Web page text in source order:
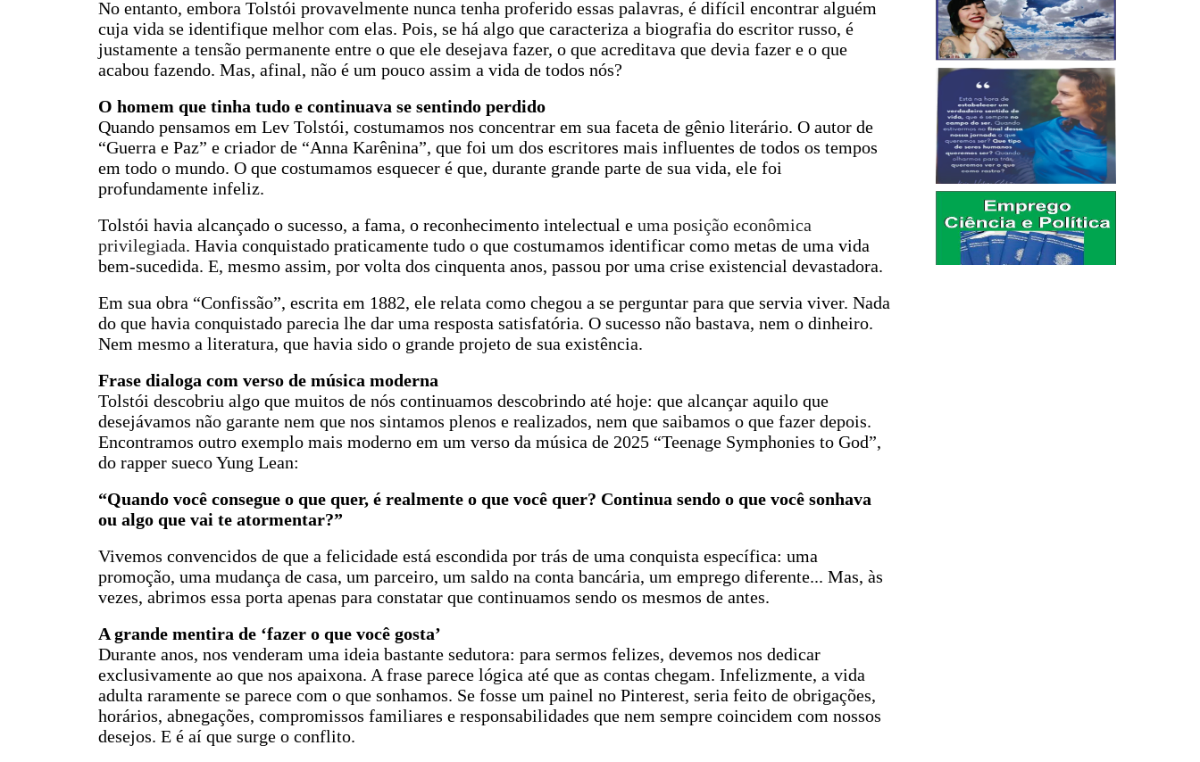
No entanto, embora Tolstói provavelmente nunca tenha proferido essas palavras, é difícil encontrar alguém
cuja vida se identifique melhor com elas. Pois, se há algo que caracteriza a biografia do escritor russo, é
justamente a tensão permanente entre o que ele desejava fazer, o que acreditava que devia fazer e o que
acabou fazendo. Mas, afinal, não é um pouco assim a vida de todos nós?
O homem que tinha tudo e continuava se sentindo perdido
Quando pensamos em Lev Tolstói, costumamos nos concentrar em sua faceta de gênio literário. O autor de
“Guerra e Paz” e criador de “Anna Karênina”, que foi um dos escritores mais influentes de todos os tempos
em todo o mundo. O que costumamos esquecer é que, durante grande parte de sua vida, ele foi
profundamente infeliz.
Tolstói havia alcançado o sucesso, a fama, o reconhecimento intelectual e uma posição econômica
privilegiada. Havia conquistado praticamente tudo o que costumamos identificar como metas de uma vida
bem-sucedida. E, mesmo assim, por volta dos cinquenta anos, passou por uma crise existencial devastadora.
Em sua obra “Confissão”, escrita em 1882, ele relata como chegou a se perguntar para que servia viver. Nada
do que havia conquistado parecia lhe dar uma resposta satisfatória. O sucesso não bastava, nem o dinheiro.
Nem mesmo a literatura, que havia sido o grande projeto de sua existência.
Frase dialoga com verso de música moderna
Tolstói descobriu algo que muitos de nós continuamos descobrindo até hoje: que alcançar aquilo que
desejávamos não garante nem que nos sintamos plenos e realizados, nem que saibamos o que fazer depois.
Encontramos outro exemplo mais moderno em um verso da música de 2025 “Teenage Symphonies to God”,
do rapper sueco Yung Lean:
“Quando você consegue o que quer, é realmente o que você quer? Continua sendo o que você sonhava
ou algo que vai te atormentar?”
Vivemos convencidos de que a felicidade está escondida por trás de uma conquista específica: uma
promoção, uma mudança de casa, um parceiro, um saldo na conta bancária, um emprego diferente... Mas, às
vezes, abrimos essa porta apenas para constatar que continuamos sendo os mesmos de antes.
A grande mentira de ‘fazer o que você gosta’
Durante anos, nos venderam uma ideia bastante sedutora: para sermos felizes, devemos nos dedicar
exclusivamente ao que nos apaixona. A frase parece lógica até que as contas chegam. Infelizmente, a vida
adulta raramente se parece com o que sonhamos. Se fosse um painel no Pinterest, seria feito de obrigações,
horários, abnegações, compromissos familiares e responsabilidades que nem sempre coincidem com nossos
desejos. E é aí que surge o conflito.